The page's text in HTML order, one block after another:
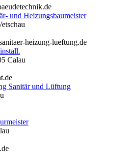
und Heizungsbaumeister
heizung-lueftung.de
Calau
Sanitär und Lüftung